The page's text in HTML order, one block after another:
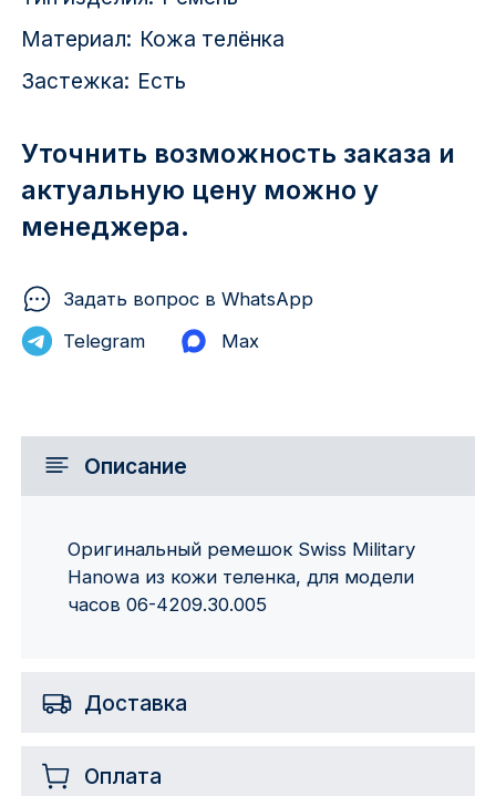
Материал: Кожа телёнка
Застежка: Есть
Уточнить возможность заказа и
актуальную цену можно у
менеджера.
Задать вопрос в WhatsApp
Telegram
Max
Описание
Оригинальный ремешок Swiss Military
Hanowa из кожи теленка, для модели
часов 06-4209.30.005
Доставка
Оплата